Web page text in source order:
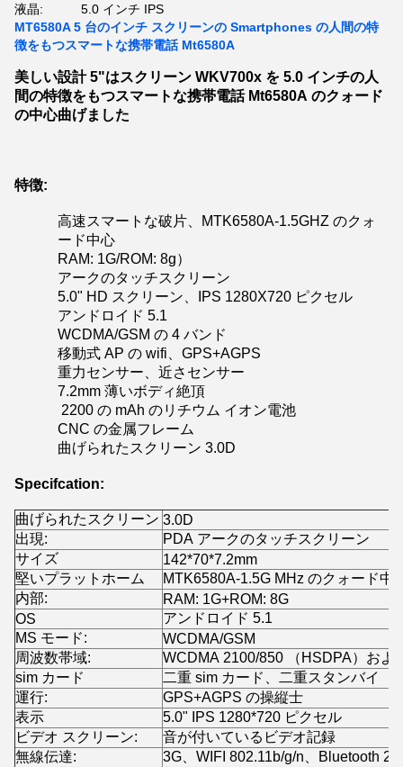
液晶:
5.0 インチ IPS
MT6580A 5 台のインチ スクリーンの Smartphones の人間の特
徴をもつスマートな携帯電話 Mt6580A
美しい設計 5"はスクリーン WKV700x を 5.0 インチの人
間の特徴をもつスマートな携帯電話 Mt6580A のクォード
の中心曲げました
特徴:
高速スマートな破片、MTK6580A-1.5GHZ のクォ
ード中心
RAM: 1G/ROM: 8g）
アークのタッチスクリーン
5.0" HD スクリーン、IPS 1280X720 ピクセル
アンドロイド 5.1
WCDMA/GSM の 4 バンド
移動式 AP の wifi、GPS+AGPS
重力センサー、近さセンサー
7.2mm 薄いボディ絶頂
2200 の mAh のリチウム イオン電池
CNC の金属フレーム
曲げられたスクリーン 3.0D
Specifcation:
曲げられたスクリーン 3.0D
出現:
PDA アークのタッチスクリーン
サイズ
142*70*7.2mm
堅いプラットホーム
MTK6580A-1.5G MHz のクォード中
内部:
RAM: 1G+ROM: 8G
OS
アンドロイド 5.1
MS モード:
WCDMA/GSM
周波数帯域:
WCDMA 2100/850 （HSDPA）およ
sim カード
二重 sim カード、二重スタンバイ
運行:
GPS+AGPS の操縦士
表示
5.0" IPS 1280*720 ピクセル
ビデオ スクリーン:
音が付いているビデオ記録
無線伝達:
3G、WIFI 802.11b/g/n、Bluetooth